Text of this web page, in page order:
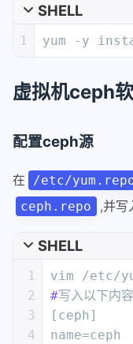
SHELL
1 yum -y
虚拟机ceph
配置ceph源
在 /etc/
ceph.repo ,并写
SHELL
1
2
3
4
vim /etc/
#写入以下内容
[ceph]
name=ceph